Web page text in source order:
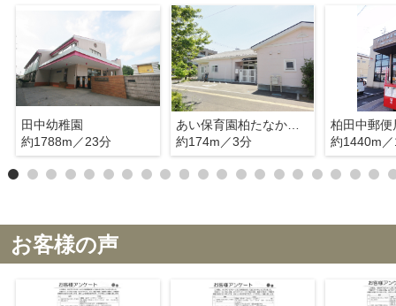
田中幼稚園
約1788m／23分
あい保育園柏たなか駅前
約174m／3分
柏田中郵便
約1440m
お客様の声